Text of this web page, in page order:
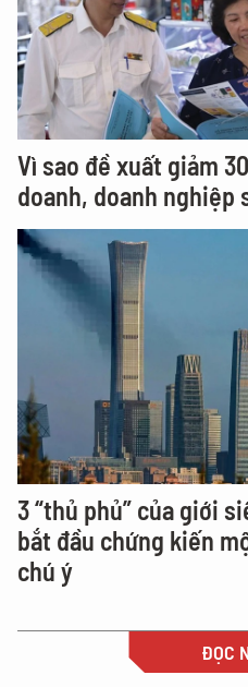
Vì sao đề xuất giảm
doanh, doanh nghiệp
3 “thủ phủ” của giới
bắt đầu chứng kiến
chú ý
ĐỌC